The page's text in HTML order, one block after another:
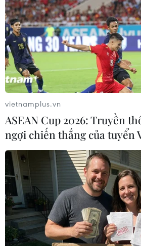
Tàu biển ''đói hàng'', cảng
vì dịch COVID-19
11/05/2020 02:21
Đại diện các doanh nghiệp vận
được khoanh nợ gốc, giãn nợ, kéo
các hợp đồng tín dụng và tiếp cận
tiếp tục sản xuất, kinh doanh.
vietnamplus.vn
ASEAN Cup 2026: Truyền
ngợi chiến thắng của tuyển